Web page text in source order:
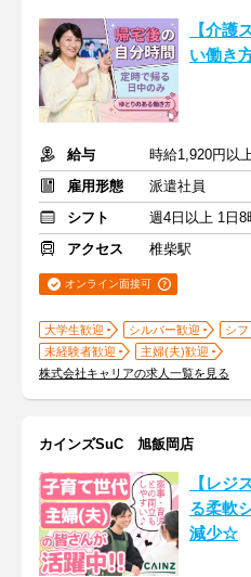
【介護
い働き
給与
時給1,920円以
雇用形態
派遣社員
シフト
週4日以上 1日8
アクセス
椎柴駅
オンライン面接可
大学生歓迎 シルバー歓迎
シ
未経験者歓迎
主婦(夫)歓迎
株式会社キャリアの求人一覧を見る
カインズSuC 旭飯岡店
【レジ
る柔軟
減少☆